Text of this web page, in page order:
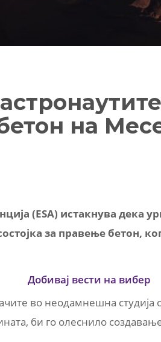
на
(ESA) истакнува дека
за правење бетон,
Добивај вести на вибер
во неодамнешна студија
би го олеснило